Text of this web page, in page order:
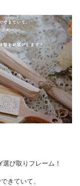
び取りフレーム！
きていて、